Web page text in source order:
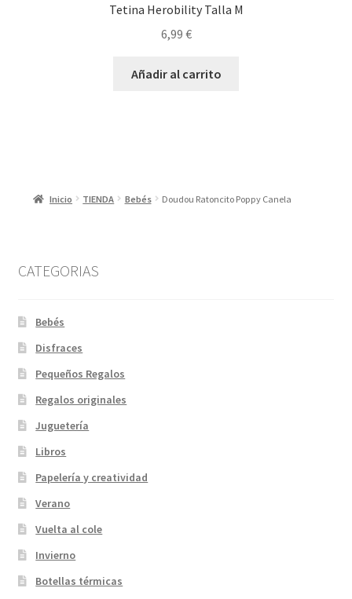
Tetina Herobility Talla M
6,99 €
Añadir al carrito
Inicio TIENDA Bebés Doudou Ratoncito Poppy Canela
CATEGORIAS
Bebés
Disfraces
Pequeños Regalos
Regalos originales
Juguetería
Libros
Papelería y creatividad
Verano
Vuelta al cole
Invierno
Botellas térmicas